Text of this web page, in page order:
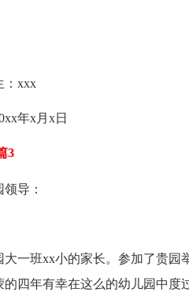
：xxx
年x月x日
3
导：
大一班xx小的家长。参加了贵园
的四年有幸在这么的幼儿园中度